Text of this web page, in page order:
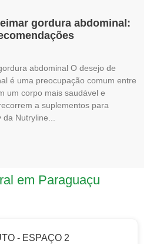
gordura abdominal:
abdominal O desejo de
é uma preocupação comum entre
um corpo mais saudável e
a suplementos para
da Nutryline
em Paraguaçu
- ESPAÇO 2